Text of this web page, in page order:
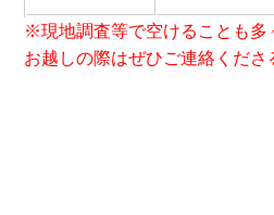
※現地調査等で空けることも多
お越しの際はぜひご連絡くださ